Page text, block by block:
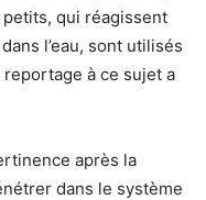
qui réagissent
l’eau, sont utilisés
à ce sujet a
après la
dans le système